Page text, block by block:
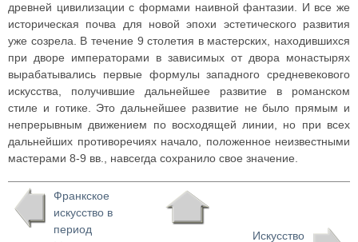
древней цивилизации с формами наивной фантазии. И все же
историческая почва для новой эпохи эстетического развития
уже созрела. В течение 9 столетия в мастерских, находившихся
при дворе императорами в зависимых от двора монастырях
вырабатывались первые формулы западного средневекового
искусства, получившие дальнейшее развитие в романском
стиле и готике. Это дальнейшее развитие не было прямым и
непрерывным движением по восходящей линии, но при всех
дальнейших противоречиях начало, положенное неизвестными
мастерами 8-9 вв., навсегда сохранило свое значение.
Франкское
искусство в
период
Искусство